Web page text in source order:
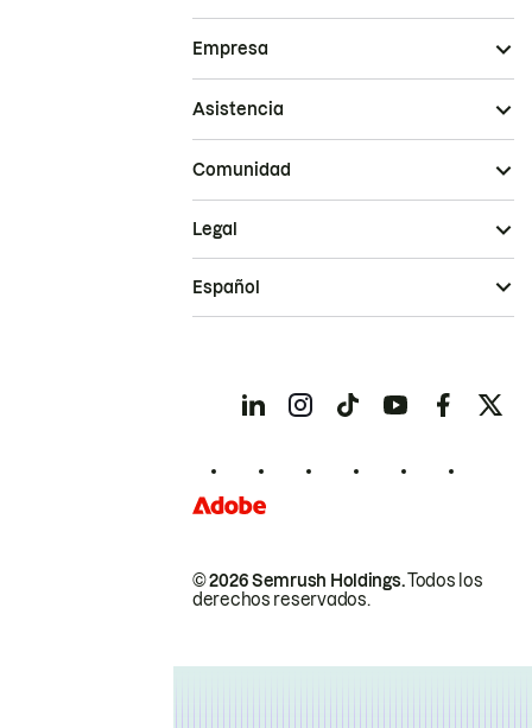
Empresa
Asistencia
Comunidad
© 2026 Semrush Holdings.Todos los
derechos reservados.
Legal
Español